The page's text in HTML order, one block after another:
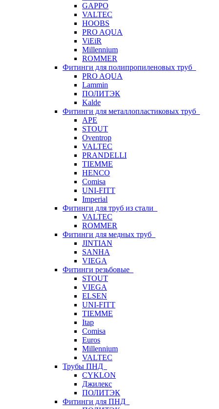
GAPPO
VALTEC
HOOBS
PRO AQUA
ViEiR
Millennium
ROMMER
Фитинги для полипропиленовых труб
PRO AQUA
Lammin
ПОЛИТЭК
Kalde
Фитинги для металлопластиковых труб
APE
STOUT
Oventrop
VALTEC
PRANDELLI
TIEMME
HENCO
Comisa
UNI-FITT
Imperial
Фитинги для труб из стали
VALTEC
ROMMER
Фитинги для медных труб
JINTIAN
SANHA
VIEGA
Фитинги резьбовые
STOUT
VIEGA
ELSEN
UNI-FITT
TIEMME
Itap
Comisa
Euros
Millennium
VALTEC
Трубы ПНД
CYKLON
Джилекс
ПОЛИТЭК
Фитинги для ПНД